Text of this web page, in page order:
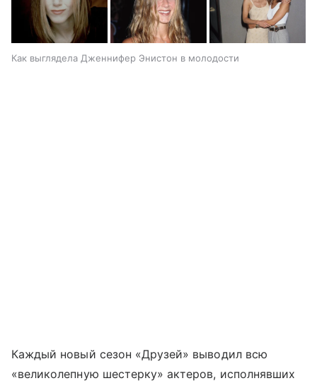
Как выглядела Дженнифер Энистон в молодости
Каждый новый сезон «Друзей» выводил всю
«великолепную шестерку» актеров, исполнявших